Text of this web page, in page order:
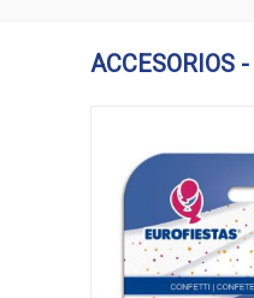
ACCESORIOS